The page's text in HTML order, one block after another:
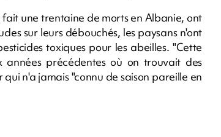
une trentaine de morts en Albanie, ont
sur leurs débouchés, les paysans n'ont
toxiques pour les abeilles. "Cette
précédentes où on trouvait des
n'a jamais "connu de saison pareille en